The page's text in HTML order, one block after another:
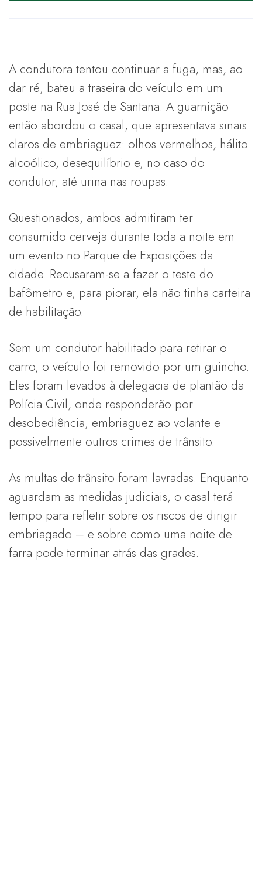
A condutora tentou continuar a fuga, mas, ao
dar ré, bateu a traseira do veículo em um
poste na Rua José de Santana. A guarnição
então abordou o casal, que apresentava sinais
claros de embriaguez: olhos vermelhos, hálito
alcoólico, desequilíbrio e, no caso do
condutor, até urina nas roupas.
Questionados, ambos admitiram ter
consumido cerveja durante toda a noite em
um evento no Parque de Exposições da
cidade. Recusaram-se a fazer o teste do
bafômetro e, para piorar, ela não tinha carteira
de habilitação.
Sem um condutor habilitado para retirar o
carro, o veículo foi removido por um guincho.
Eles foram levados à delegacia de plantão da
Polícia Civil, onde responderão por
desobediência, embriaguez ao volante e
possivelmente outros crimes de trânsito.
As multas de trânsito foram lavradas. Enquanto
aguardam as medidas judiciais, o casal terá
tempo para refletir sobre os riscos de dirigir
embriagado – e sobre como uma noite de
farra pode terminar atrás das grades.